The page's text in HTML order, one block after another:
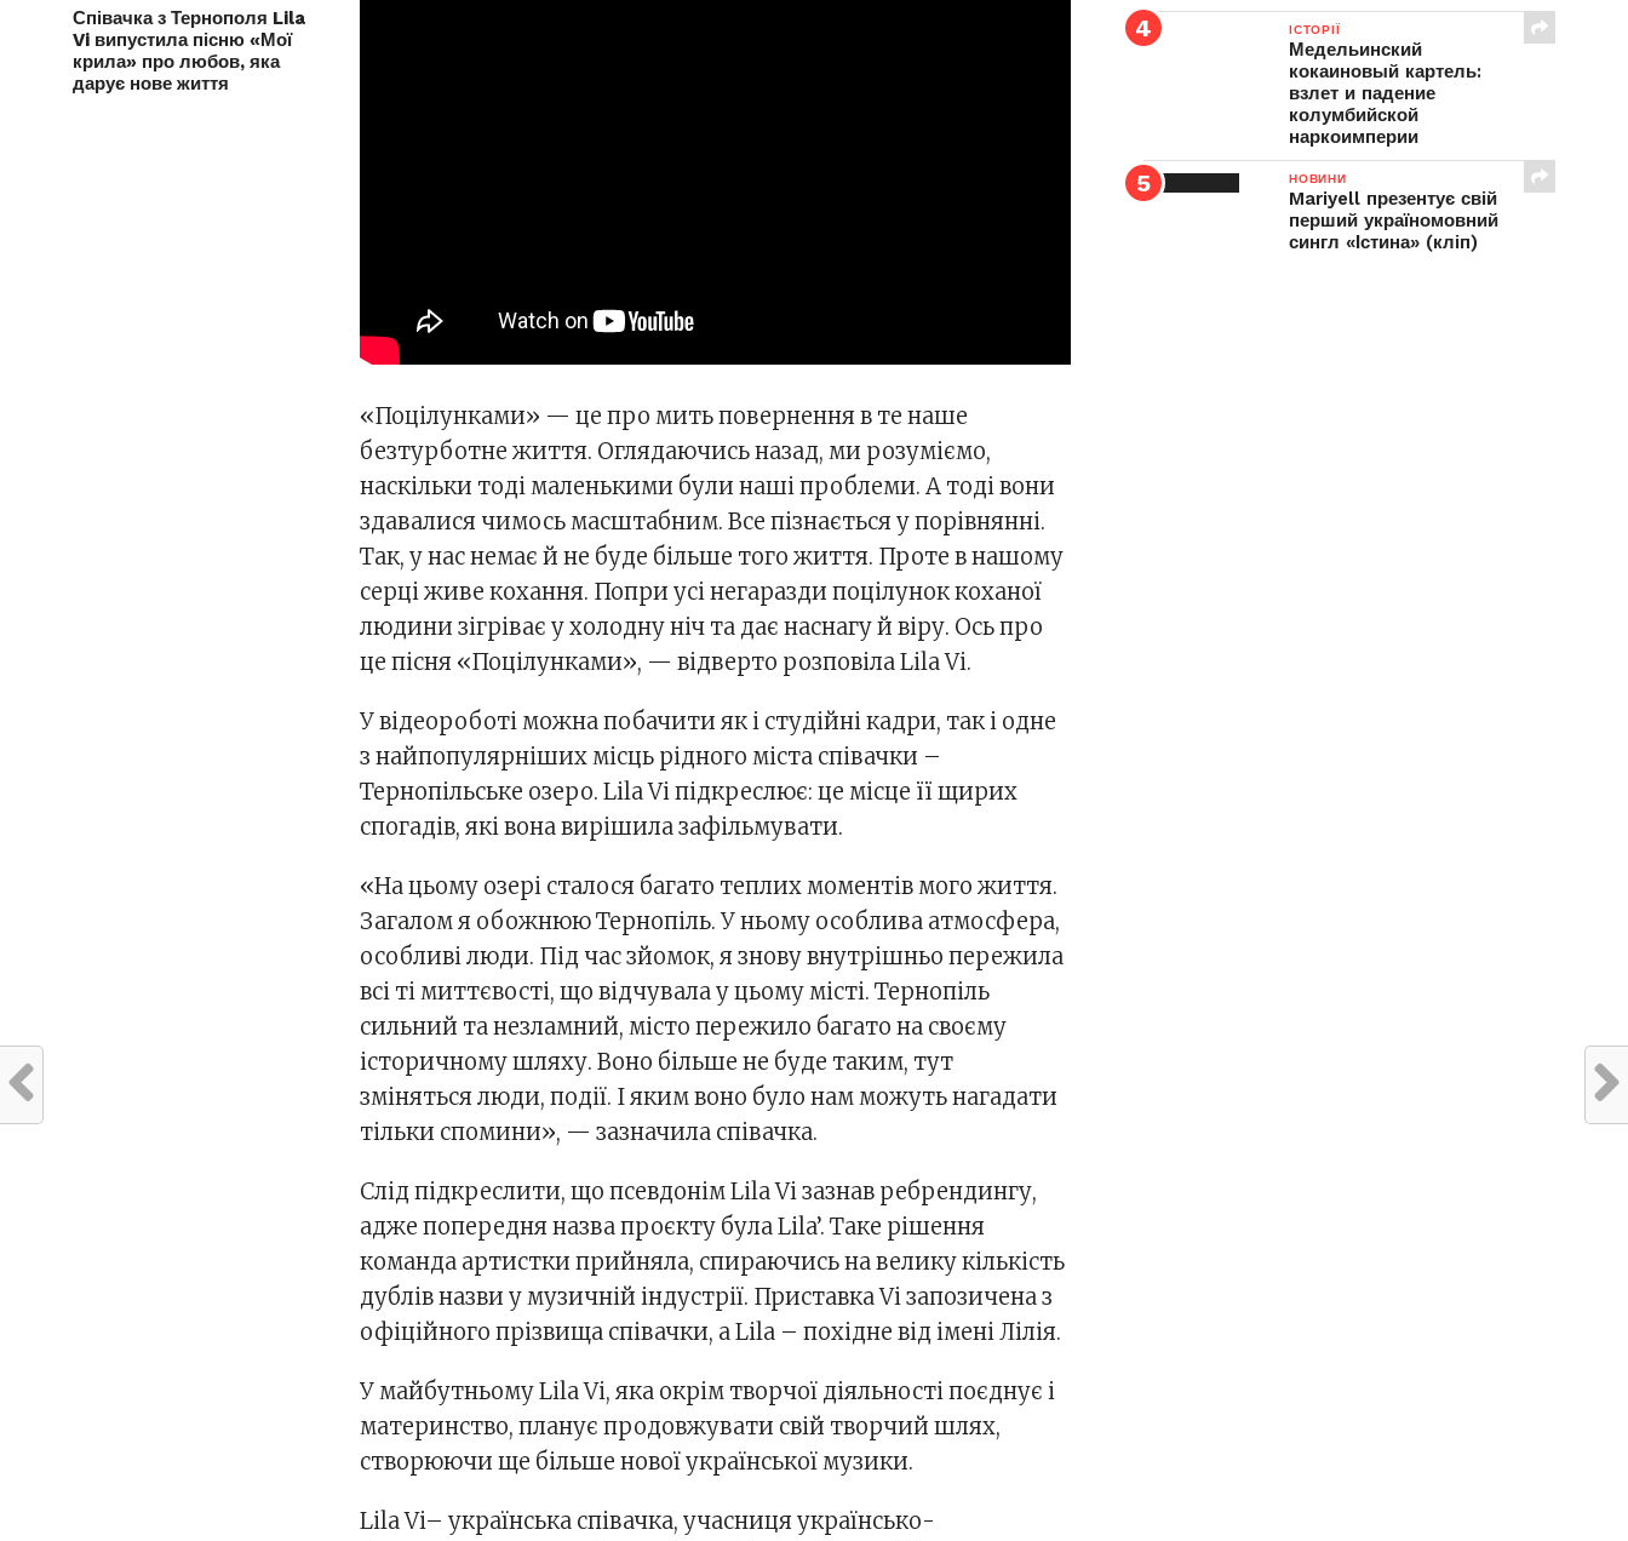
Співачка з Тернополя Lila
Vi випустила пісню «Мої
крила» про любов, яка
дарує нове життя
«Поцілунками» — це про мить повернення в те наше
безтурботне життя. Оглядаючись назад, ми розуміємо,
наскільки тоді маленькими були наші проблеми. А тоді вони
здавалися чимось масштабним. Все пізнається у порівнянні.
Так, у нас немає й не буде більше того життя. Проте в нашому
серці живе кохання. Попри усі негаразди поцілунок коханої
людини зігріває у холодну ніч та дає наснагу й віру. Ось про
це пісня «Поцілунками», — відверто розповіла Lila Vi.
У відеороботі можна побачити як і студійні кадри, так і одне
з найпопулярніших місць рідного міста співачки –
Тернопільське озеро. Lila Vi підкреслює: це місце її щирих
спогадів, які вона вирішила зафільмувати.
«На цьому озері сталося багато теплих моментів мого життя.
Загалом я обожнюю Тернопіль. У ньому особлива атмосфера,
особливі люди. Під час зйомок, я знову внутрішньо пережила
всі ті миттєвості, що відчувала у цьому місті. Тернопіль
сильний та незламний, місто пережило багато на своєму
історичному шляху. Воно більше не буде таким, тут
зміняться люди, події. І яким воно було нам можуть нагадати
тільки спомини», — зазначила співачка.
Слід підкреслити, що псевдонім Lila Vi зазнав ребрендингу,
адже попередня назва проєкту була Lila’. Таке рішення
команда артистки прийняла, спираючись на велику кількість
дублів назви у музичній індустрії. Приставка Vi запозичена з
офіційного прізвища співачки, а Lila – похідне від імені Лілія.
У майбутньому Lila Vi, яка окрім творчої діяльності поєднує і
материнство, планує продовжувати свій творчий шлях,
створюючи ще більше нової української музики.
Lila Vi– українська співачка, учасниця українсько-
ІСТОРІЇ
Медельинский
кокаиновый картель:
взлет и падение
колумбийской
наркоимперии
НОВИНИ
Mariyell презентує свій
перший україномовний
сингл «Істина» (кліп)